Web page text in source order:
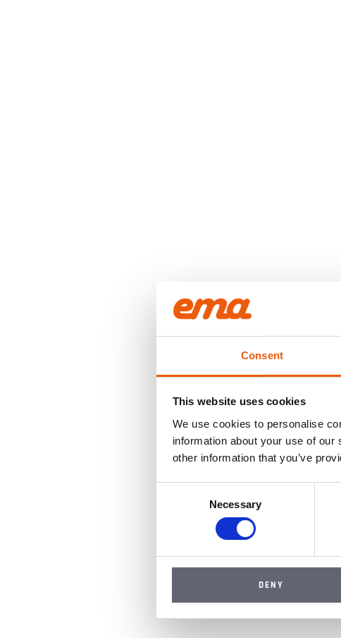
Consent
This website uses cookies
We use cookies to personalise
information about your use of
other information that you’ve
Necessary
DENY